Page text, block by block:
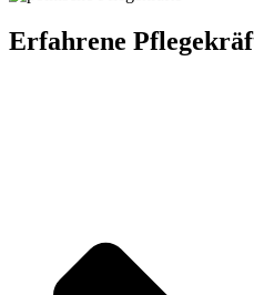
Erfahrene